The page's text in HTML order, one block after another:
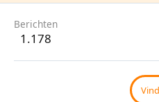
Berichten
1.178
Vind